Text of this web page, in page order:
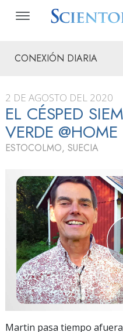
CONEXIÓN DIARIA
2 DE AGOSTO DEL 2020
EL CÉSPED
VERDE
ESTOCOLMO, SUECIA
Martin pasa tiempo